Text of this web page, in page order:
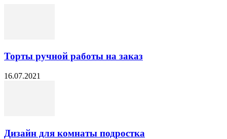
Торты ручной работы на заказ
16.07.2021
Дизайн для комнаты подростка